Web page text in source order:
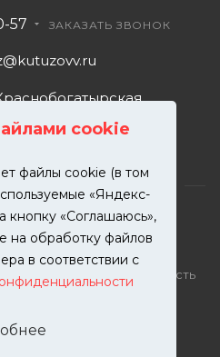
cookie
файлы cookie (в том
«Яндекс-
кнопку «Соглашаюсь»,
на обработку файлов
в соответствии с
57 ЗАКАЗАТЬ ЗВОНОК
ремонт и покраска
на сайте – собственность
Все права защищены.